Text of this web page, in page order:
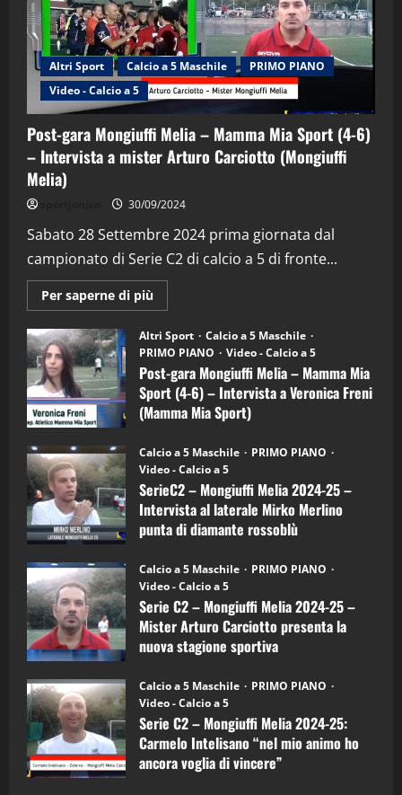
Altri Sport Calcio a 5 Maschile
PRIMO PIANO
Video - Calcio a 5
Post-gara Mongiuffi Melia – Mamma Mia Sport (4-6)
– Intervista a mister Arturo Carciotto (Mongiuffi
Melia)
30/09/2024
Sabato 28 Settembre 2024 prima giornata dal
campionato di Serie C2 di calcio a 5 di fronte...
Per saperne di più
informazioni
Post-
gara
Mongiuffi
Melia
–
Mamma
Mia
Sport
6)
–
Intervista
a
mister
Arturo
Carciotto
(Mongiuffi
Altri Sport
Calcio a 5 Maschile
PRIMO PIANO
Video - Calcio a 5
Post-gara Mongiuffi Melia – Mamma Mia
Sport (4-6) – Intervista a Veronica Freni
(Mamma Mia Sport)
Calcio a 5 Maschile
PRIMO PIANO
Video - Calcio a 5
SerieC2 – Mongiuffi Melia 2024-25 –
Intervista al laterale Mirko Merlino
punta di diamante rossoblù
Calcio a 5 Maschile
PRIMO PIANO
Video - Calcio a 5
Serie C2 – Mongiuffi Melia 2024-25 –
Mister Arturo Carciotto presenta la
nuova stagione sportiva
Calcio a 5 Maschile
PRIMO PIANO
Video - Calcio a 5
Serie C2 – Mongiuffi Melia 2024-25:
Carmelo Intelisano “nel mio animo ho
ancora voglia di vincere”
2
“SportEmpire” in Podcast: 29^ Puntata
(Martedi 28 Aprile 2026)
28/04/2026
3
"SportEmpire" in Podcast
“SportEmpire” in Podcast: 28^ Puntata
(Martedi 21 Aprile 2026)
21/04/2026
4
“SportEmpire” in Podcast: 27^ Puntata
(Martedi 14 Aprile 2026)
15/04/2026
5
“SportEmpire” in Podcast: 26^ Puntata
(Martedi 07 Aprile 2026)
08/04/2026
1
“SportEmpire” in Podcast: 30^ Puntata
(Martedi 05 Maggio 2026)
08/05/2026